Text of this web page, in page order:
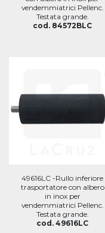
vendemmiatrici Pellenc.
Testata grande.
cod. 84572BLC
49616LC -Rullo inferiore
trasportatore con albero
in inox per
vendemmiatrici Pellenc.
Testata grande.
cod. 49616LC